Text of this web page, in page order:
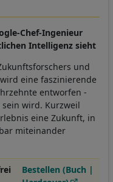
Chef-Ingenieur
Intelligenz sieht
und
eine faszinierende
entworfen -
wird. Kurzweil
eine Zukunft, in
miteinander
Bestellen (Buch |